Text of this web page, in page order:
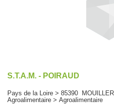
S.T.A.M. - POIRAUD
Pays de la Loire > 85390
Agroalimentaire > Agroalimentaire